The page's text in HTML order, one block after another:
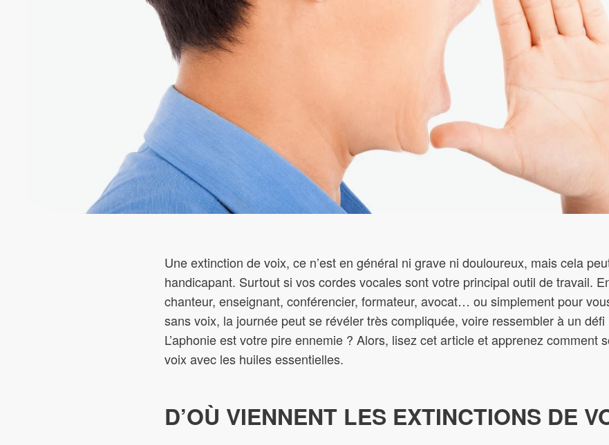
Une extinction de voix, ce n’est en général ni grave ni douloureux, mais cela
handicapant. Surtout si vos cordes vocales sont votre principal outil de travail.
chanteur, enseignant, conférencier, formateur, avocat… ou simplement pour
sans voix, la journée peut se révéler très compliquée, voire ressembler à un
L’aphonie est votre pire ennemie ? Alors, lisez cet article et apprenez comment
voix avec les huiles essentielles.
D’OÙ VIENNENT LES EXTINCTIONS DE